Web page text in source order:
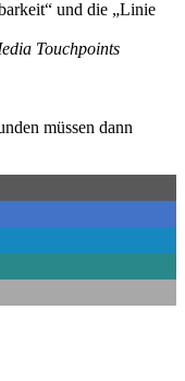
und die „Linie
Touchpoints
müssen dann